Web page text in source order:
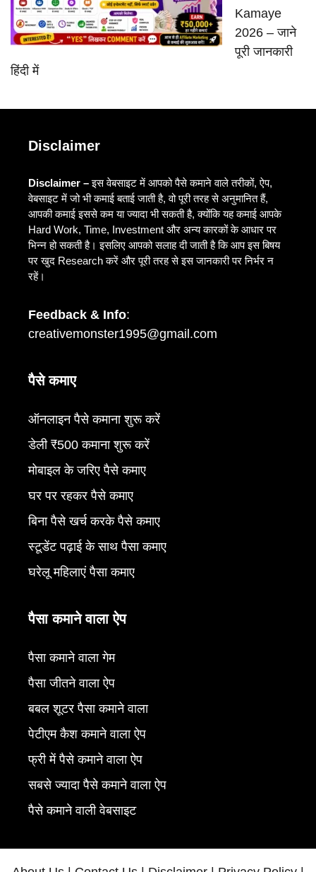
Kamaye
2026 – जाने
पूरी जानकारी
हिंदी में
Disclaimer
Disclaimer –इस वेबसाइट में आपको पैसे कमाने वाले तरीकों, ऐप,
वेबसाइट में जो भी कमाई बताई जाती है, वो पूरी तरह से अनुमानित हैं,
आपकी कमाई इससे कम या ज्यादा भी सकती है, क्योंकि यह कमाई आपके
Hard Work, Time, Investment और अन्य कारकों के आधार पर
भिन्न हो सकती है। इसलिए आपको सलाह दी जाती है कि आप इस बिषय
पर खुद Research करें और पूरी तरह से इस जानकारी पर निर्भर न
रहें।
Feedback & Info:
creativemonster1995@gmail.com
पैसे कमाए
ऑनलाइन पैसे कमाना शुरू करें
डेली ₹500 कमाना शुरू करें
मोबाइल के जरिए पैसे कमाए
घर पर रहकर पैसे कमाए
बिना पैसे खर्च करके पैसे कमाए
स्टूडेंट पढ़ाई के साथ पैसा कमाए
घरेलू महिलाएं पैसा कमाए
पैसा कमाने वाला ऐप
पैसा कमाने वाला गेम
पैसा जीतने वाला ऐप
बबल शूटर पैसा कमाने वाला
पेटीएम कैश कमाने वाला ऐप
फ्री में पैसे कमाने वाला ऐप
सबसे ज्यादा पैसे कमाने वाला ऐप
पैसे कमाने वाली वेबसाइट